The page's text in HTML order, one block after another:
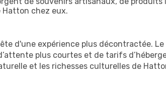
Hatton chez eux.
d'une expérience plus décontractée. Le
plus courtes et de tarifs
et les richesses culturelles de